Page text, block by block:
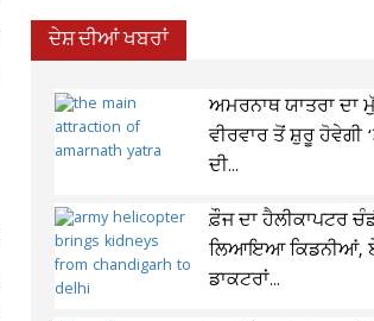
ਦੇਸ਼ ਦੀਆਂ ਖਬਰਾਂ
ਅਮਰਨਾਥ ਯਾਤਰਾ
ਵੀਰਵਾਰ ਤੋਂ ਸ਼ੁਰੂ ਹੋਵੇਗੀ
ਦੀ...
ਫ਼ੌਜ ਦਾ ਹੈਲੀਕਾਪਟਰ
ਲਿਆਇਆ ਕਿਡਨੀਆਂ,
ਡਾਕਟਰਾਂ...